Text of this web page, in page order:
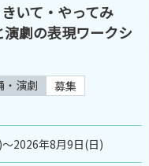
いて・やってみ
劇の表現ワークシ
・演劇
募集
2026年8月9日(日)